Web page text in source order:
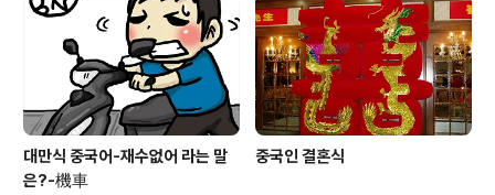
대만식 중국어-재수없어 라는 말
은?-機車
중국인 결혼식